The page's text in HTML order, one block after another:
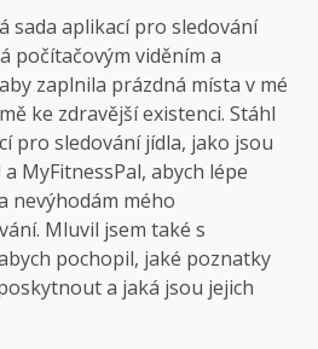
sada aplikací pro sledování
počítačovým viděním a
zaplnila prázdná místa v mé
ke zdravější existenci. Stáhl
pro sledování jídla, jako jsou
MyFitnessPal, abych lépe
nevýhodám mého
Mluvil jsem také s
pochopil, jaké poznatky
a jaká jsou jejich